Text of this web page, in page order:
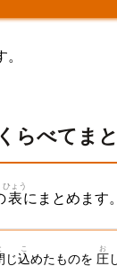
らべてま
表
ひょう
にまとめます。
じ込
こ
めたものを 圧
お